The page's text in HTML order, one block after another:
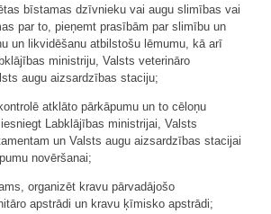
bīstamas dzīvnieku vai augu slimības vai
par to, pieņemt prasībām par slimību un
un likvidēšanu atbilstošu lēmumu, kā arī
ministriju, Valsts veterināro
augu aizsardzības staciju;
atklāto pārkāpumu un to cēloņu
Labklājības ministrijai, Valsts
un Valsts augu aizsardzības stacijai
novēršanai;
organizēt kravu pārvadājošo
apstrādi un kravu ķīmisko apstrādi;